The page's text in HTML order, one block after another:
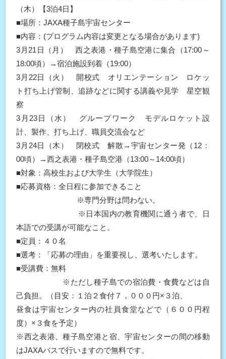
（木）【3泊4日】
■場所：JAXA種子島宇宙センター
■内容：(プログラム内容は変更となる場合があります)
3月21日（月） 西之表港・種子島空港に集合（17:00～
18:00頃）→宿泊施設到着（19:00）
3月22日（火） 開校式 オリエンテーション ロケッ
ト打ち上げ管制、追跡などに関する講義や見学 星空観
察
3月23日（水） グループワーク モデルロケット設
計、製作、打ち上げ、職員交流会など
3月24日（木） 閉校式 解散→宇宙センター発（12：
00頃）→西之表港・種子島空港（13:00～14:00頃）
■対象：高校生および大学生（大学院生）
■応募資格：全日程に参加できること
※専門分野は問わない。
※日本国内の教育機関に通う者で、日
本語での受講が可能なこと。
■定員：４０名
■選考：「応募の理由」を重要視し、選考いたします。
■受講費：無料
※ただし種子島での宿泊費・食費などは自
己負担。（目安：１泊２食付７，０００円×３泊、
昼食は宇宙センター内の社員食堂などで（６００円程
度）×３食を予定）
※西之表港、種子島空港と宿、宇宙センターの間の移動
はJAXAバスで行いますので無料です。